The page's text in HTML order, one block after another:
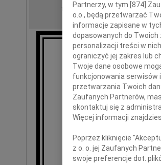
DATA EMISJI: 09.05.2025
Wyrazy
Partnerzy, w tym [ 874 ]
o.o., będą przetwarzać
informacje zapisane w
dopasowanych do
personalizacji treści w
ograniczyć jej zakres lub
Twoje dane osobowe
funkcjonowania serwisów
przetwarzania Twoich
Zaufanych Partnerów,
skontaktuj się z
Więcej informacji
Poprzez kliknięcie
z o. o. jej Zaufanych
swoje preferencje dot.